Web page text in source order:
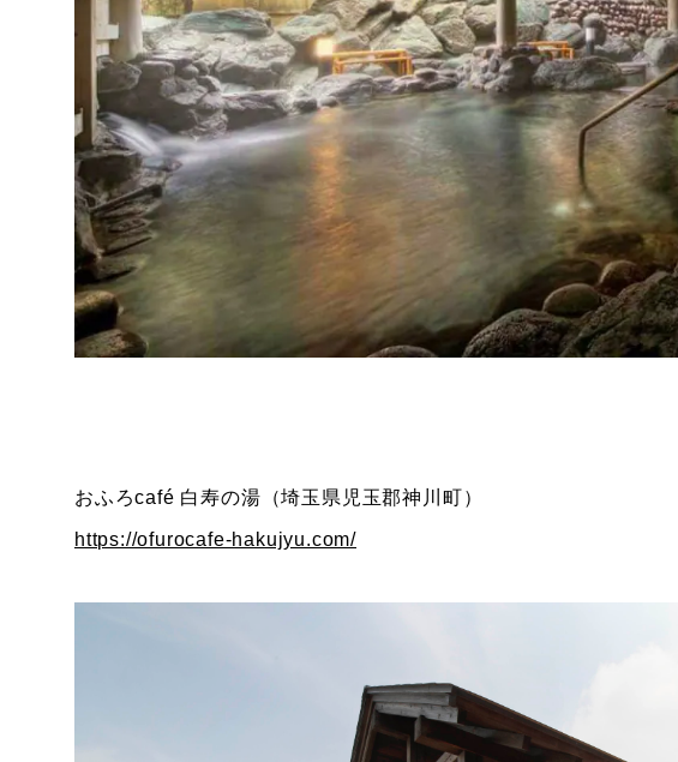
おふろcafé 白寿の湯（埼玉県児玉郡神川町）
https://ofurocafe-hakujyu.com/